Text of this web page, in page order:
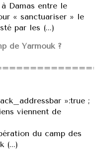
Damas entre le
« sanctuariser » le
par les (...)
de Yarmouk ?
»:true ;
viennent de
du camp des
(...)